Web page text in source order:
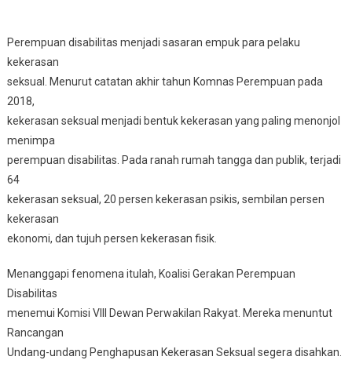
Perempuan disabilitas menjadi sasaran empuk para pelaku
kekerasan
seksual. Menurut catatan akhir tahun Komnas Perempuan pada
2018,
kekerasan seksual menjadi bentuk kekerasan yang paling menonjol
menimpa
perempuan disabilitas. Pada ranah rumah tangga dan publik, terjadi
64
kekerasan seksual, 20 persen kekerasan psikis, sembilan persen
kekerasan
ekonomi, dan tujuh persen kekerasan fisik.
Menanggapi fenomena itulah, Koalisi Gerakan Perempuan
Disabilitas
menemui Komisi VIII Dewan Perwakilan Rakyat. Mereka menuntut
Rancangan
Undang-undang Penghapusan Kekerasan Seksual segera disahkan.